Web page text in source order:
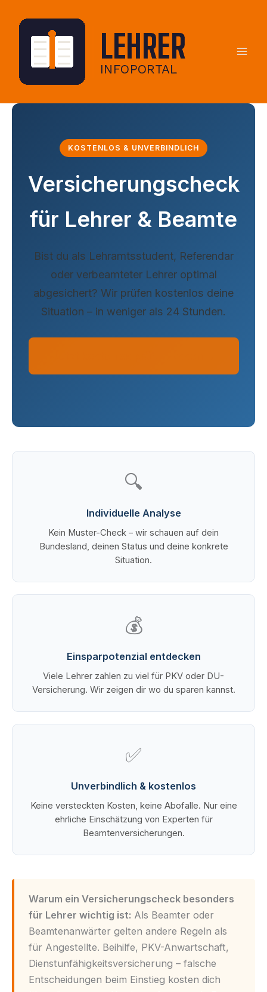
Inhalt
springen
KOSTENLOS & UNVERBINDLICH
Versicherungscheck
für Lehrer & Beamte
Bist du als Lehramtsstudent, Referendar
oder verbeamteter Lehrer optimal
abgesichert? Wir prüfen kostenlos deine
Situation – in weniger als 24 Stunden.
🔍
Individuelle Analyse
Kein Muster-Check – wir schauen auf dein
Bundesland, deinen Status und deine konkrete
Situation.
💰
Einsparpotenzial entdecken
Viele Lehrer zahlen zu viel für PKV oder DU-
Versicherung. Wir zeigen dir wo du sparen kannst.
✅
Unverbindlich & kostenlos
Keine versteckten Kosten, keine Abofalle. Nur eine
ehrliche Einschätzung von Experten für
Beamtenversicherungen.
Warum ein Versicherungscheck besonders
für Lehrer wichtig ist: Als Beamter oder
Beamtenanwärter gelten andere Regeln als
für Angestellte. Beihilfe, PKV-Anwartschaft,
Dienstunfähigkeitsversicherung – falsche
Entscheidungen beim Einstieg kosten dich